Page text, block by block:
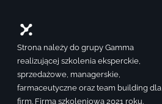
Strona należy do grupy Gamma
realizującej szkolenia eksperckie,
sprzedażowe, managerskie,
farmaceutyczne oraz team building dla
firm. Firma szkoleniowa 2021 roku.